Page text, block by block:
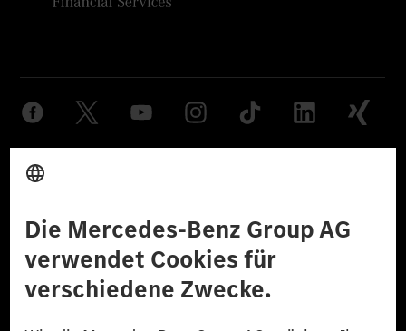
© 2026 Mercedes-Benz Group AG. Alle Rechte vorbehalten.